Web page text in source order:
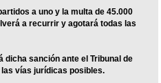
a uno y la multa de 45.000
a recurrir y agotará todas las
dicha sanción ante el Tribunal de
vías jurídicas posibles.